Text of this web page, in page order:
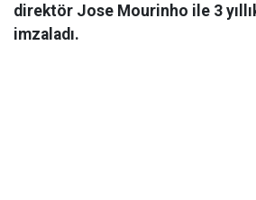
direktör Jose Mourinho ile 3
imzaladı.